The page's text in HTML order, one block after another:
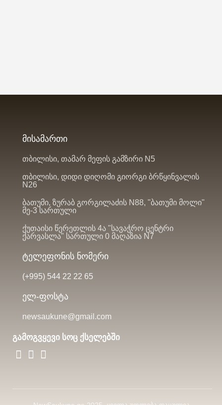
მისამართი
თბილისი, თამარ მეფის გამზირი N5
თბილისი, დიდი დიღომი გიორგი ბრწყინვალის
N26
ბათუმი, ზურაბ გორგილაძის N88, "ბათუმი მოლი"
მე-3 სართული
ქუთაისი წერეთლის 4ა "სავაჭრო ცენტრი
ქარვასლა" სართული 0 მაღაზია N7
ტელეფონის ნომერი
(+995) 544 22 22 65
ელ-ფოსტა
newsaukune@gmail.com
გამოგვყევი სოც ქსელებში